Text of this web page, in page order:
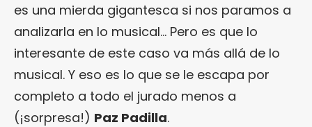
es una mierda gigantesca si nos paramos a
analizarla en lo musical… Pero es que lo
interesante de este caso va más allá de lo
musical. Y eso es lo que se le escapa por
completo a todo el jurado menos a
(¡sorpresa!) Paz Padilla.